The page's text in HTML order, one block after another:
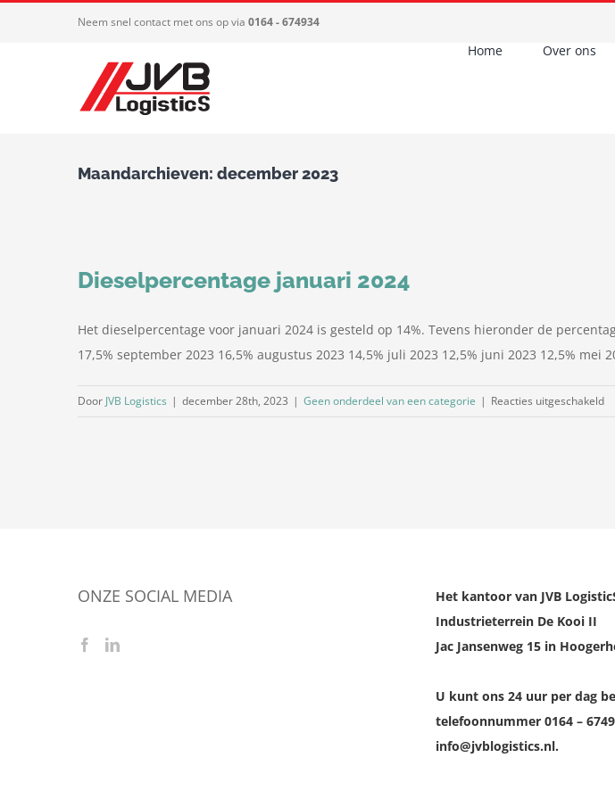
Neem snel contact met ons op via 0164 - 674934
Home Over ons
Maandarchieven: december 2023
Dieselpercentage januari 2024
Het dieselpercentage voor januari 2024 is gesteld op 14%. Tevens hieronder de
17,5% september 2023 16,5% augustus 2023 14,5% juli 2023 12,5% juni 2023 12,5%
Door JVB Logistics | december 28th, 2023 | Geen onderdeel van een categorie | Reacties uitgeschakeld
ONZE SOCIAL MEDIA
Het kantoor van JVB
Industrieterrein De Kooi II
Jac Jansenweg 15 in
U kunt ons 24 uur per dag
telefoonnummer 0164 –
info@jvblogistics.nl.